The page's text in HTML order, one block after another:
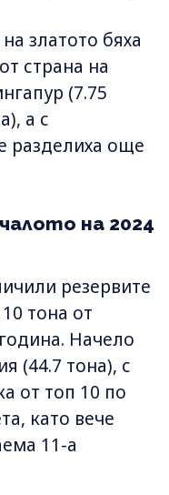
златото бяха
страна на
(7.75
а с
разделиха още
на 2024
резервите
тона от
Начело
(44.7 тона), с
от топ 10 по
като вече
11-а